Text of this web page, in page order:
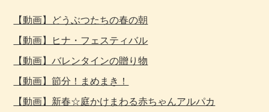
【動画】どうぶつたちの春の朝
【動画】ヒナ・フェスティバル
【動画】バレンタインの贈り物
【動画】節分！まめまき！
【動画】新春☆庭かけまわる赤ちゃんアルパカ